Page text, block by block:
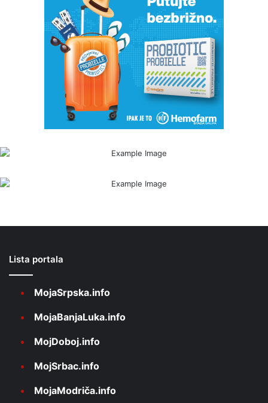
Lista portala
MojaSrpska.info
MojaBanjaLuka.info
MojDoboj.info
MojSrbac.info
MojaModriča.info